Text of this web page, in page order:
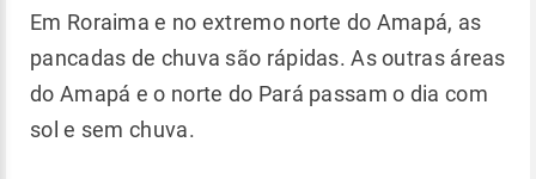
Em Roraima e no extremo norte do Amapá, as
pancadas de chuva são rápidas. As outras áreas
do Amapá e o norte do Pará passam o dia com
sol e sem chuva.